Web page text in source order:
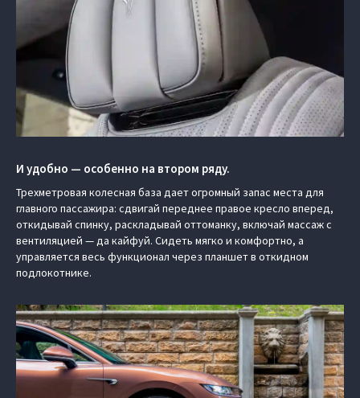
И удобно — особенно на втором ряду.
Трехметровая колесная база дает огромный запас места для
главного пассажира: сдвигай переднее правое кресло вперед,
откидывай спинку, раскладывай оттоманку, включай массаж с
вентиляцией — да кайфуй. Сидеть мягко и комфортно, а
управляется весь функционал через планшет в откидном
подлокотнике.